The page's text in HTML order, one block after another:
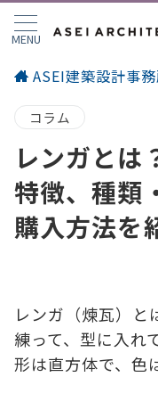
MENU
ASEI建築設計事
コラム
レンガとは
特徴、種類
購入方法を
レンガ（煉瓦）と
練って、型に入れ
形は直方体で、色